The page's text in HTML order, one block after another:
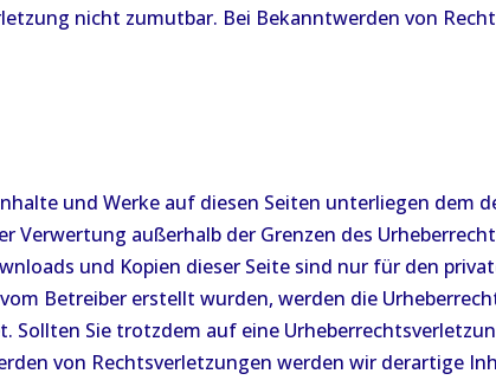
nicht zumutbar. Bei Bekanntwerden von
und Werke auf diesen Seiten unterliegen dem
Verwertung außerhalb der Grenzen des
und Kopien dieser Seite sind nur für den
Betreiber erstellt wurden, werden die
Sollten Sie trotzdem auf eine
von Rechtsverletzungen werden wir derartige